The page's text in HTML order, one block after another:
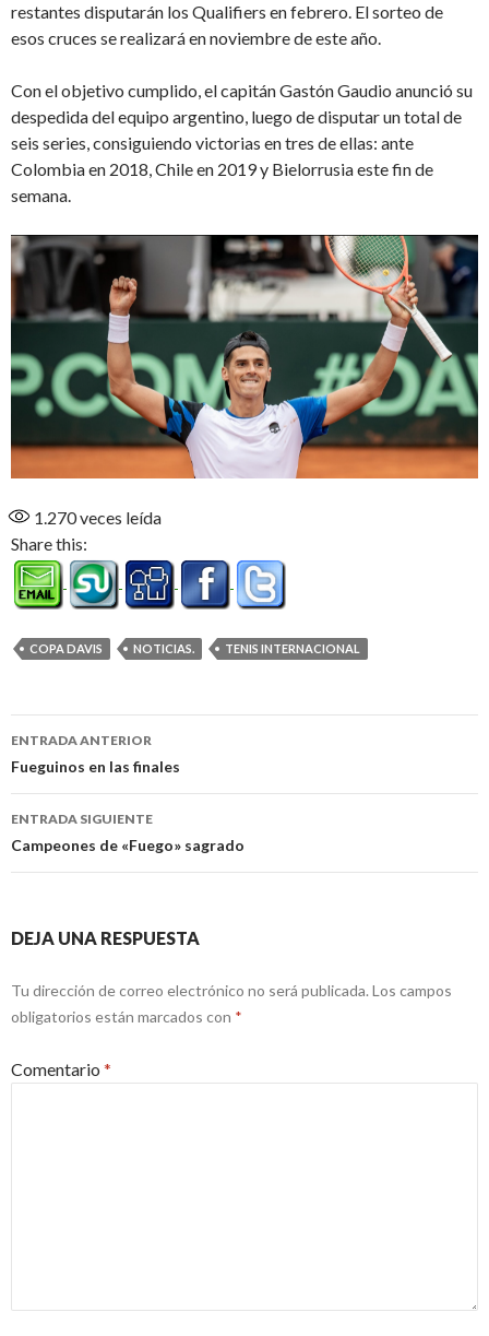
restantes disputarán los Qualifiers en febrero. El sorteo de
esos cruces se realizará en noviembre de este año.
Con el objetivo cumplido, el capitán Gastón Gaudio anunció su
despedida del equipo argentino, luego de disputar un total de
seis series, consiguiendo victorias en tres de ellas: ante
Colombia en 2018, Chile en 2019 y Bielorrusia este fin de
semana.
1.270veces leída
Share this:
COPA DAVIS NOTICIAS. TENIS INTERNACIONAL
Navegación
de
entradas
ENTRADA ANTERIOR
Fueguinos en las finales
ENTRADA SIGUIENTE
Campeones de «Fuego» sagrado
DEJA UNA RESPUESTA
Tu dirección de correo electrónico no será publicada. Los campos
obligatorios están marcados con *
Comentario *